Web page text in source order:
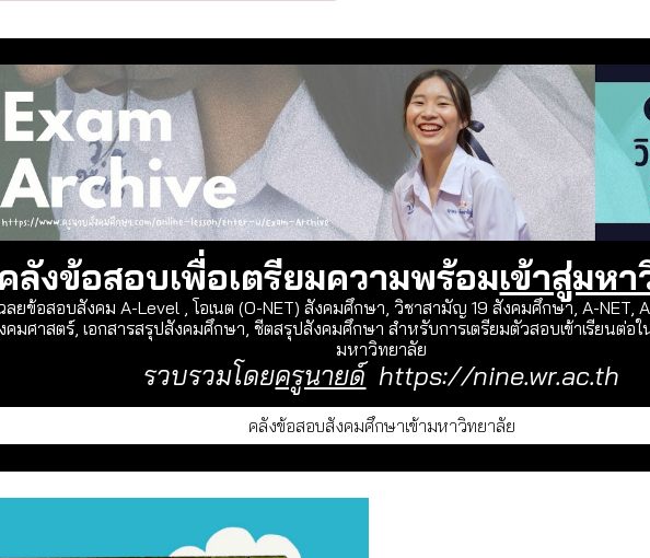
ลังข้อสอบเพื่อเตรียมความพร้อมเข้าสู่มห
ลยข้อสอบสังคม A-Level , โอเนต (O-NET) สังคมศึกษา, วิชาสามัญ 19 สังคมศึกษา, A-NET,
คมศาสตร์, เอกสารสรุปสังคมศึกษา, ชีตสรุปสังคมศึกษา สำหรับการเตรียมตัวสอบเข้าเรียนต่อ
มหาวิทยาลัย
รวบรวมโดยครูนายด์ https://nine.wr.ac.th
คลังข้อสอบสังคมศึกษาเข้ามหาวิทยาลัย